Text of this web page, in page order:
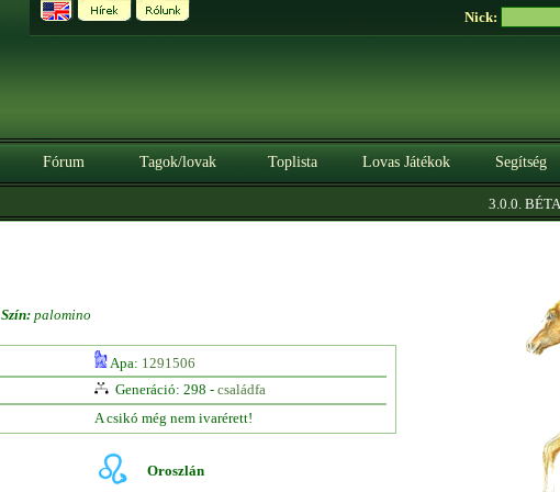
Nick:
Fórum Tagok/lovak Toplista Lovas Játékok Segítség
3.0.0. BÉTA|
Szín: palomino
Apa: 1291506
Generáció: 298 - családfa
A csikó még nem ivarérett!
Oroszlán